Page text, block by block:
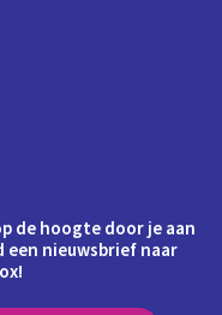
de hoogte door je aan
een nieuwsbrief naar